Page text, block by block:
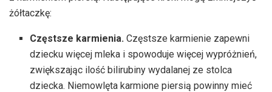
żółtaczkę:
Częstsze karmienia. Częstsze karmienie zapewni
dziecku więcej mleka i spowoduje więcej wypróżnień,
zwiększając ilość bilirubiny wydalanej ze stolca
dziecka. Niemowlęta karmione piersią powinny mieć